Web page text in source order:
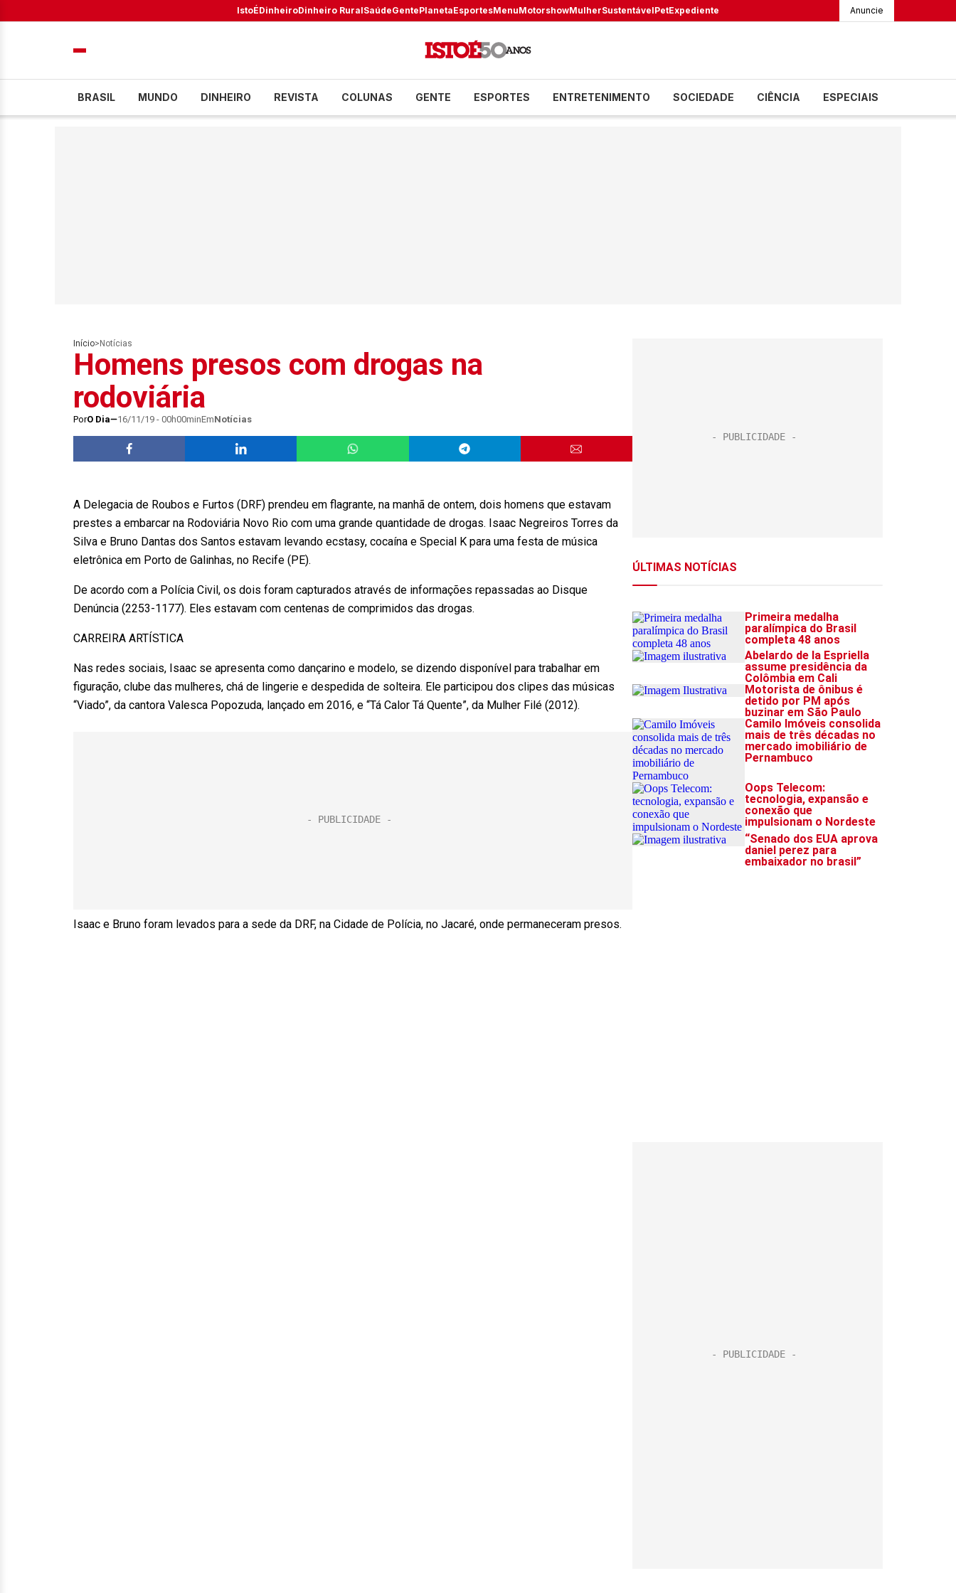
IstoÉDinheiroDinheiro RuralSaúdeGentePlanetaEsportesMenuMotorshowMulherSustentávelPetExpediente Anuncie
BRASIL MUNDO DINHEIRO REVISTA COLUNAS GENTE ESPORTES ENTRETENIMENTO SOCIEDADE CIÊNCIA ESPECIAIS
Início> Notícias
Homens presos com drogas na
rodoviária
PorO Dia 16/11/19 - 00h00minEmNotícias
A Delegacia de Roubos e Furtos (DRF) prendeu em flagrante, na manhã de ontem, dois homens que estavam
prestes a embarcar na Rodoviária Novo Rio com uma grande quantidade de drogas. Isaac Negreiros Torres da
Silva e Bruno Dantas dos Santos estavam levando ecstasy, cocaína e Special K para uma festa de música
eletrônica em Porto de Galinhas, no Recife (PE).
De acordo com a Polícia Civil, os dois foram capturados através de informações repassadas ao Disque
Denúncia (2253-1177). Eles estavam com centenas de comprimidos das drogas.
CARREIRA ARTÍSTICA
Nas redes sociais, Isaac se apresenta como dançarino e modelo, se dizendo disponível para trabalhar em
figuração, clube das mulheres, chá de lingerie e despedida de solteira. Ele participou dos clipes das músicas
“Viado”, da cantora Valesca Popozuda, lançado em 2016, e “Tá Calor Tá Quente”, da Mulher Filé (2012).
Isaac e Bruno foram levados para a sede da DRF, na Cidade de Polícia, no Jacaré, onde permaneceram presos.